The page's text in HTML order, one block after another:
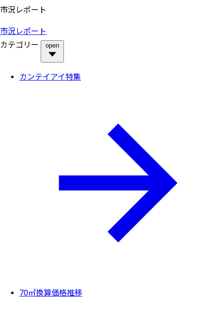
市況レポート
市況レポート
カテゴリー
open
カンテイアイ特集
70㎡換算価格推移